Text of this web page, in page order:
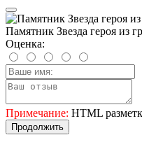
Памятник Звезда героя из
Оценка:
Примечание: HTML
Продолжить